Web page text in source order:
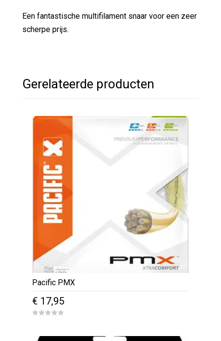
Een fantastische multifilament snaar voor een zeer
scherpe prijs.
Gerelateerde producten
Pacific PMX
€ 17,95